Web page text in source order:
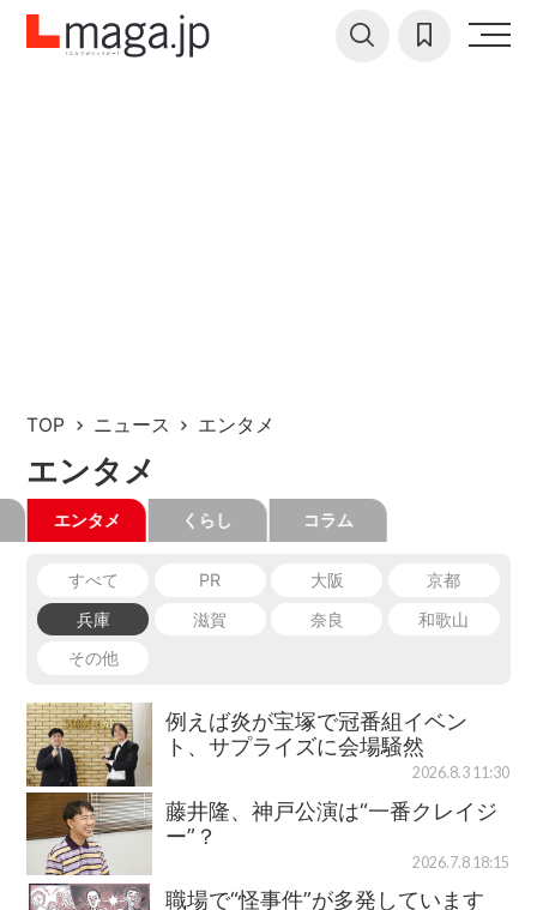
TOP ニュース エンタメ
エンタメ
エンタメ くらし コラム
すべて PR 大阪
京都
兵庫
滋賀 奈良
和歌山
その他
例えば炎が宝塚で冠番組イベン
ト、サプライズに会場騒然
2026.8.3 11:30
藤井隆、神戸公演は“一番クレイジ
ー”？
2026.7.8 18:15
職場で“怪事件”が多発しています